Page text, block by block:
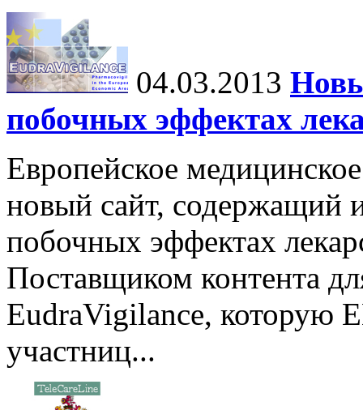
04.03.2013
побочных эффектах
Европейское
новый сайт,
побочных эффектах
Поставщиком контента
EudraVigilance, которую
участниц...